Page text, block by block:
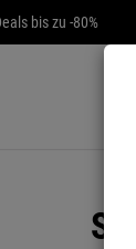
bis zu -80%